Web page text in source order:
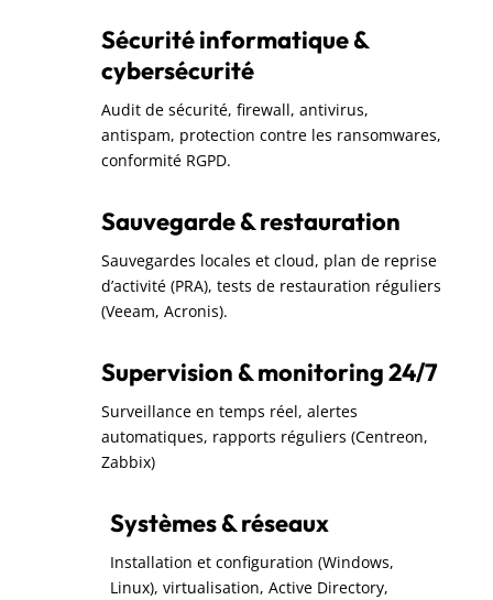
Sécurité informatique &
cybersécurité
Audit de sécurité, firewall, antivirus,
antispam, protection contre les ransomwares,
conformité RGPD.
Sauvegarde & restauration
Sauvegardes locales et cloud, plan de reprise
d’activité (PRA), tests de restauration réguliers
(Veeam, Acronis).
Supervision & monitoring 24/7
Surveillance en temps réel, alertes
automatiques, rapports réguliers (Centreon,
Zabbix)
Systèmes & réseaux
Installation et configuration (Windows,
Linux), virtualisation, Active Directory,